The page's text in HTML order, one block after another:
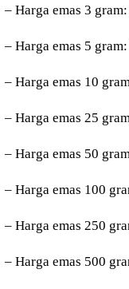
– ⁠Harga emas 3
– ⁠Harga emas 5
– ⁠Harga emas 10
– ⁠Harga emas 25
– ⁠Harga emas 50
– ⁠Harga emas 100
– ⁠Harga emas 250
– ⁠Harga emas 500